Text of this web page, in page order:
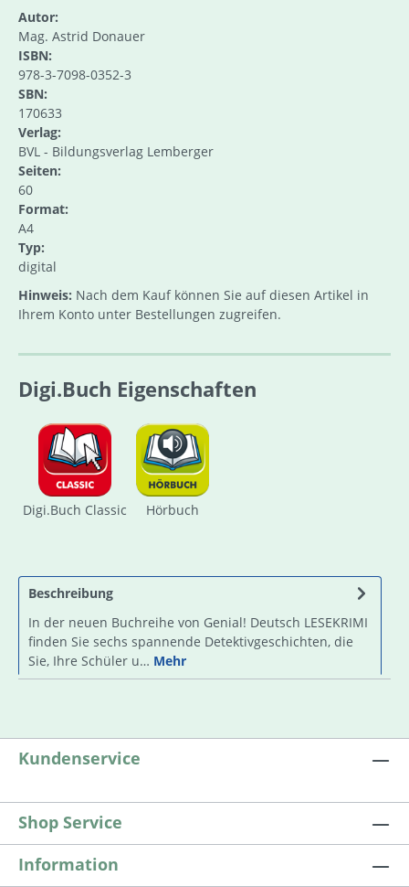
Autor:
Mag. Astrid Donauer
ISBN:
978-3-7098-0352-3
SBN:
170633
Verlag:
BVL - Bildungsverlag Lemberger
Seiten:
60
Format:
A4
Typ:
digital
Hinweis: Nach dem Kauf können Sie auf diesen Artikel in
Ihrem Konto unter Bestellungen zugreifen.
Digi.Buch Eigenschaften
Digi.Buch Classic Hörbuch
Beschreibung
In der neuen Buchreihe von Genial! Deutsch LESEKRIMI
finden Sie sechs spannende Detektivgeschichten, die
Sie, Ihre Schüler u… Mehr
Kundenservice
Shop Service
Information